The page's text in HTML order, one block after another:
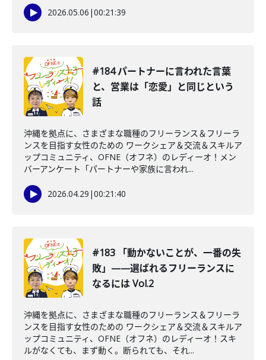
2026.05.06 |00:21:39
#184 パートナーに言われた言葉
と、営業は「恋愛」と同じという
話
沖縄を拠点に、さまざまな職種のフリーランス＆フリーラ
ンスを目指す女性のための ワークシェア＆交流＆スキルア
ップコミュニティ、OFNE（オフネ）のレディーオ！メン
バーアンケート「パートナーや家族に言われ...
2026.04.29 |00:21:40
#183 「動かないことが、一番の失
敗」——選ばれるフリーランスに
なるには Vol.2
沖縄を拠点に、さまざまな職種のフリーランス＆フリーラ
ンスを目指す女性のための ワークシェア＆交流＆スキルア
ップコミュニティ、OFNE（オフネ）のレディーオ！スキ
ルがなくても、まず動く。断られても、それ...